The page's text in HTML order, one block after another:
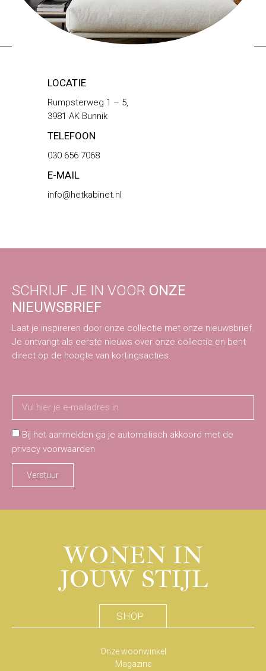
LOCATIE
Rumpsterweg 1 – 5,
3981 AK Bunnik
TELEFOON
030 656 7068
E-MAIL
info@hetkabinet.nl
SCHRIJF JE IN VOOR ONZE
NIEUWSBRIEF
Laat je inspireren door onze collectie met onze nieuwsbrief.
Je ontvangt als eerste nieuws over onze collectie en bent
direct op de hoogte van kortingsacties.
Bij het aanmelden ga je automatisch akkoord met de
privacy voorwaarden
Verstuur
WONEN IN
JOUW STIJL
SHOP
Onze woonwinkel
Magazine